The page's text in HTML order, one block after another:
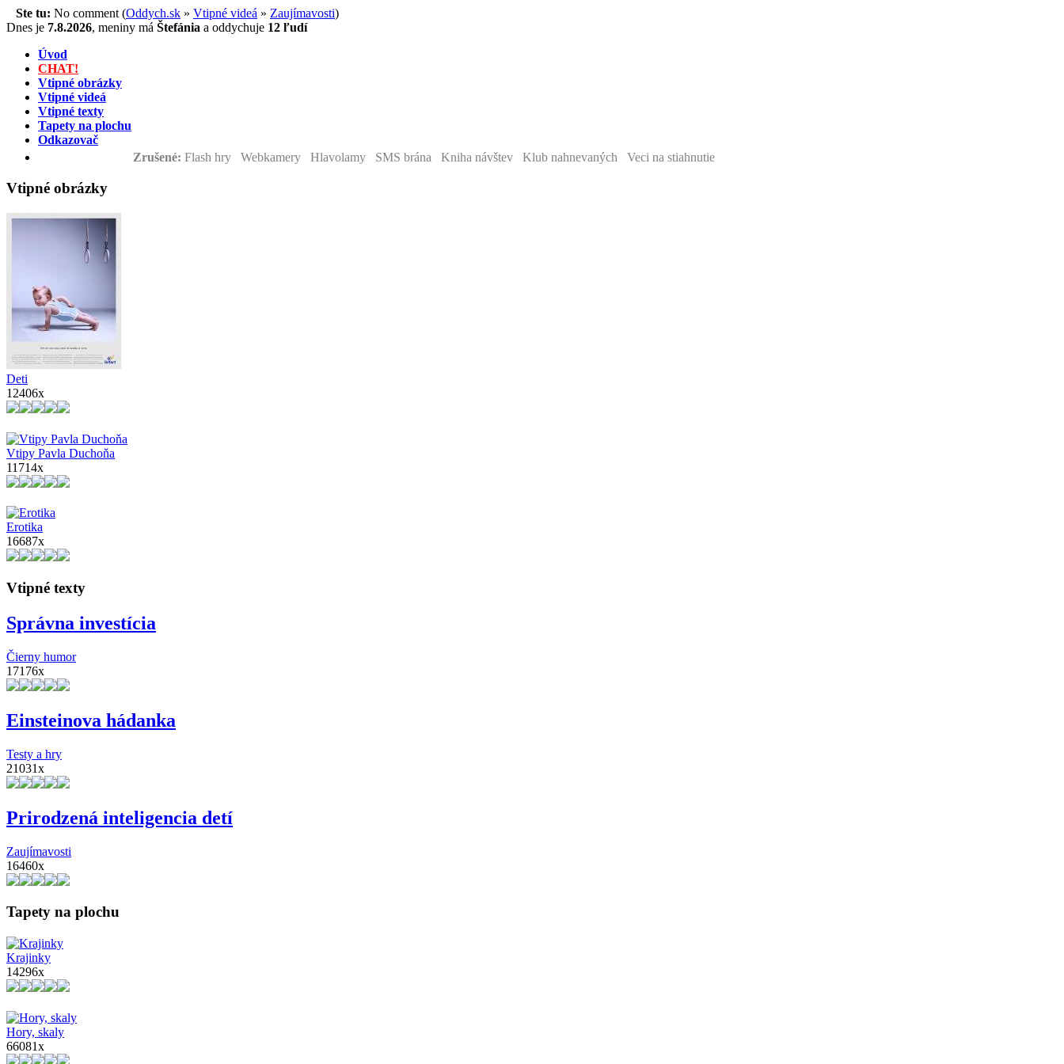
Ste tu: No comment (Oddych.sk » Vtipné videá » Zaujímavosti)
Dnes je 7.8.2026, meniny má Štefánia a oddychuje 12 ľudí
Úvod
CHAT!
Vtipné obrázky
Vtipné videá
Vtipné texty
Tapety na plochu
Odkazovač
Zrušené: Flash hry Webkamery Hlavolamy SMS brána Kniha návštev Klub nahnevaných Veci na stiahnutie
Vtipné obrázky
Deti
12406x
Vtipy Pavla Duchoňa
11714x
Erotika
16687x
Vtipné texty
Správna investícia
Čierny humor
17176x
Einsteinova hádanka
Testy a hry
21031x
Prirodzená inteligencia detí
Zaujímavosti
16460x
Tapety na plochu
Krajinky
14296x
Hory, skaly
66081x